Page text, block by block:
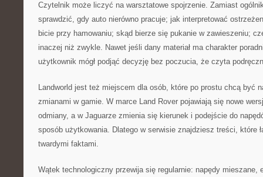
Czytelnik może liczyć na warsztatowe spojrzenie. Zamiast
sprawdzić, gdy auto nierówno pracuje; jak interpretować
bicie przy hamowaniu; skąd bierze się pukanie w zawieszeniu;
inaczej niż zwykle. Nawet jeśli dany materiał ma charakter
użytkownik mógł podjąć decyzję bez poczucia, że czyta
Landworld jest też miejscem dla osób, które po prostu chcą być
zmianami w gamie. W marce Land Rover pojawiają się nowe
odmiany, a w Jaguarze zmienia się kierunek i podejście do
sposób użytkowania. Dlatego w serwisie znajdziesz treści, które
twardymi faktami.
Wątek technologiczny przewija się regularnie: napędy mieszane,